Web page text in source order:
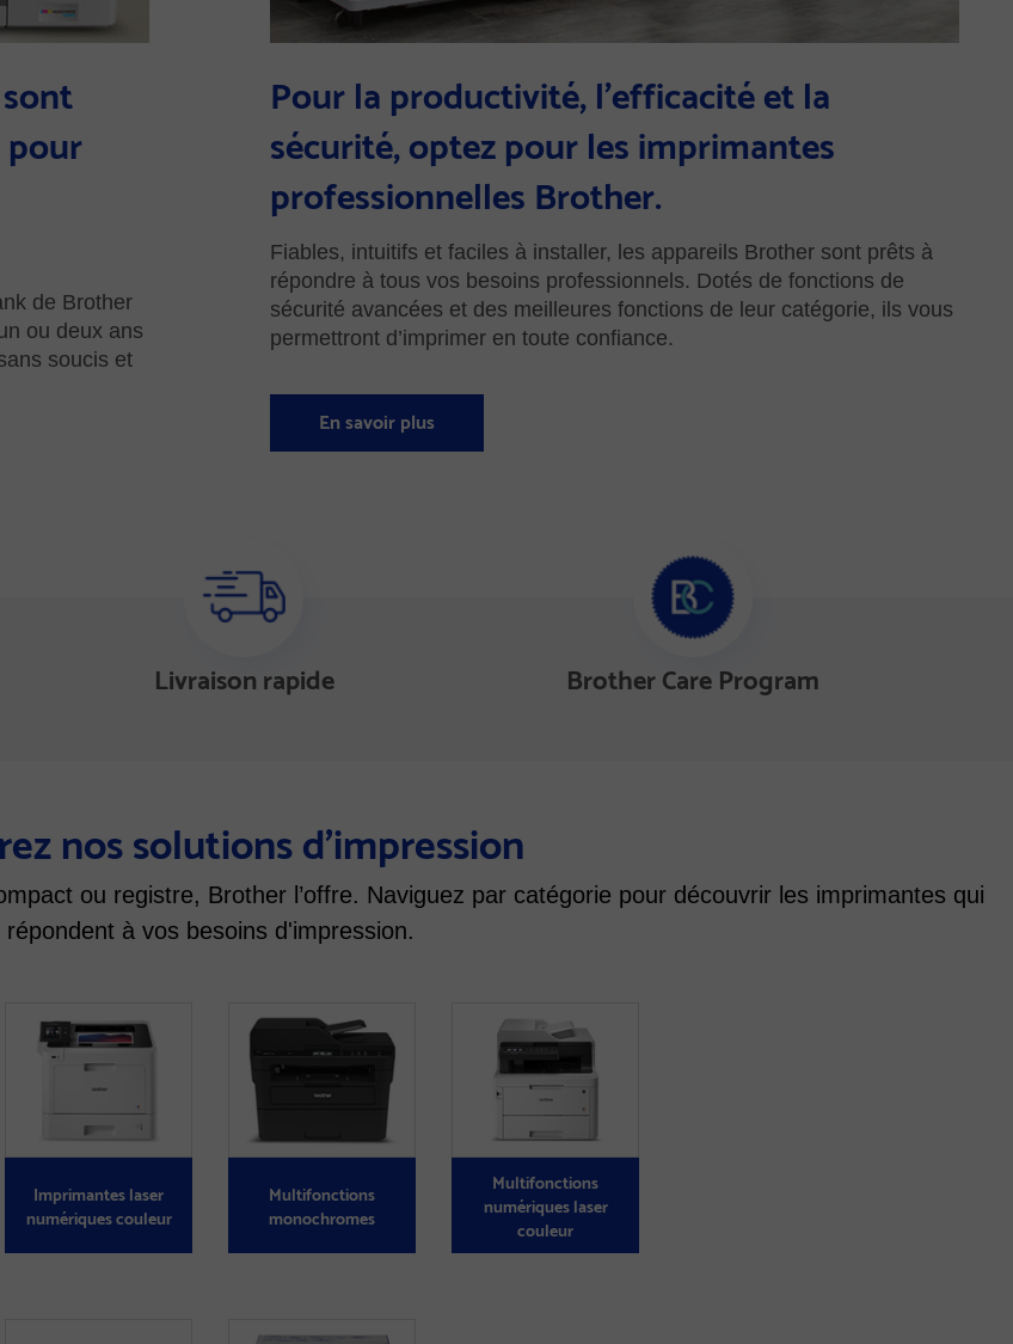
pour
de Brother
ou deux ans
soucis et
Pour la productivité, l'efficacité et la
sécurité, optez pour les imprimantes
professionnelles Brother.
Fiables, intuitifs et faciles à installer, les appareils Brother sont prêts à
répondre à tous vos besoins professionnels. Dotés de fonctions de
sécurité avancées et des meilleures fonctions de leur catégorie, ils vous
permettront d’imprimer en toute confiance.
En savoir plus
Livraison rapide Brother Care Program
nos solutions d’impression
ou registre, Brother l’offre. Naviguez par catégorie pour découvrir les imprimantes qui
répondent à vos besoins d'impression.
Imprimantes laser
numériques couleur
Multifonctions
monochromes
Multifonctions
numériques laser
couleur